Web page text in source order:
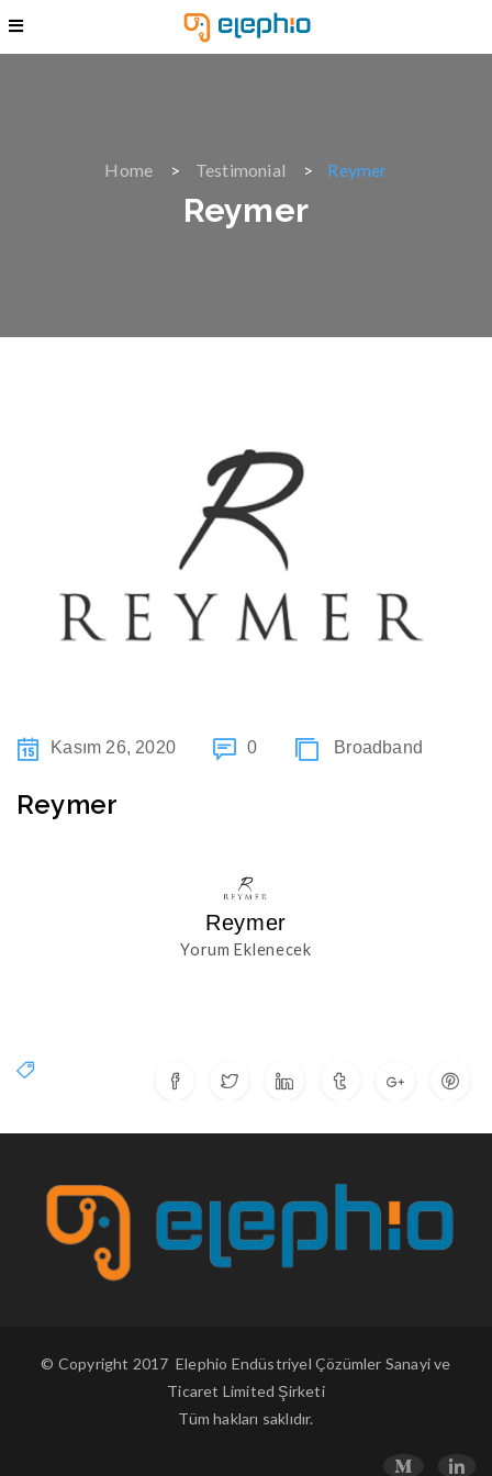
Home Testimonial Reymer
Reymer
Kasım 26, 2020 0 Broadband
Reymer
Reymer
Yorum Eklenecek
© Copyright 2017 Elephio Endüstriyel Çözümler Sanayi ve
Ticaret Limited Şirketi
Tüm hakları saklıdır.